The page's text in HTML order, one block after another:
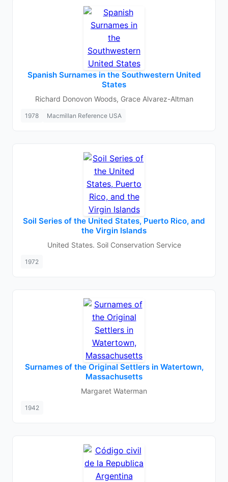
Spanish Surnames in the Southwestern United
States
Richard Donovon Woods, Grace Alvarez-Altman
1978 Macmillan Reference USA
Soil Series of the United States, Puerto Rico, and
the Virgin Islands
United States. Soil Conservation Service
1972
Surnames of the Original Settlers in Watertown,
Massachusetts
Margaret Waterman
1942